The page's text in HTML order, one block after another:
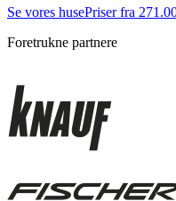
Se vores husePriser fra
Foretrukne partnere